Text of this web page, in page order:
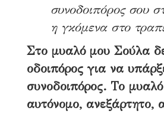
συνοδοιπόρος σου
η γκόμενα στο
Στο μυαλό μου Σούλα
οδοιπόρος για να
συνοδοιπόρος. Το μυαλό
αυτόνομο, ανεξάρτητο,